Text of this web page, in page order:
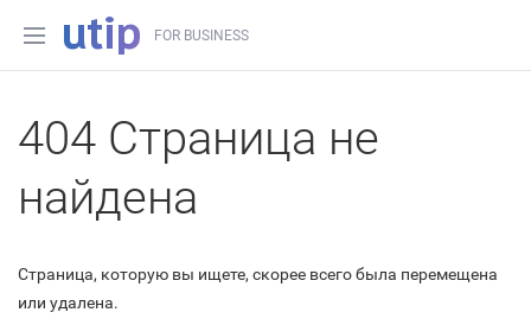
FOR BUSINESS
404 Страница не
найдена
Страница, которую вы ищете, скорее всего была перемещена
или удалена.